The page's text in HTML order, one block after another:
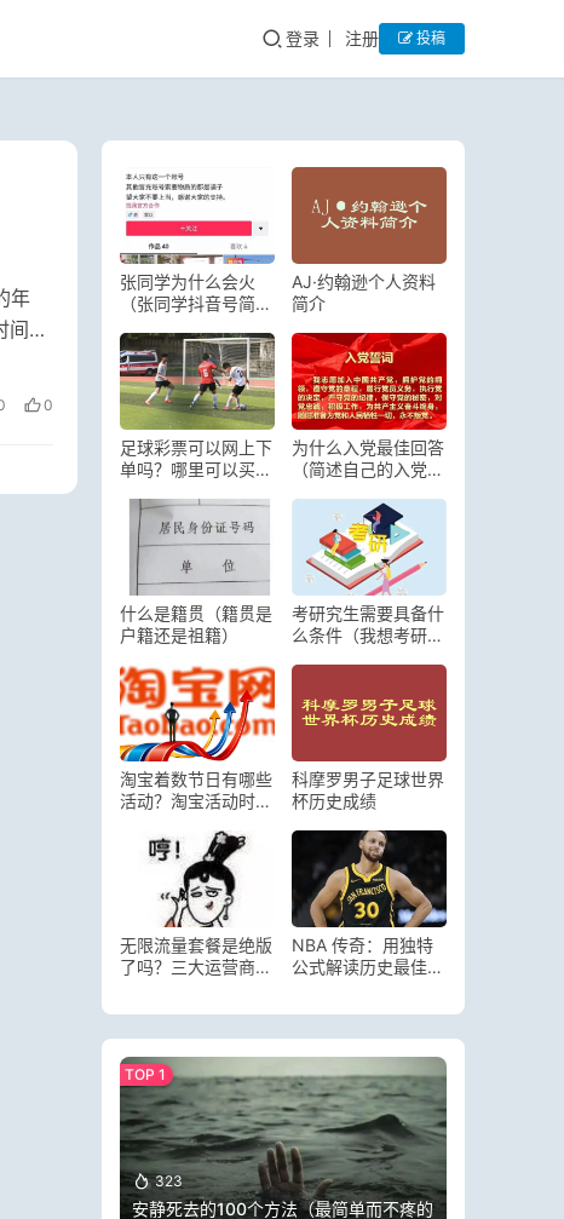
登录 注册 投稿
年
去
0
张同学为什么会火
（张同学抖音号简
AJ·约翰逊个人资料
简介
足球彩票可以网上下
单吗？哪里可以买足
为什么入党最佳回答
（简述自己的入党原
什么是籍贯（籍贯是
户籍还是祖籍）
考研究生需要具备什
么条件（我想考研究
淘宝着数节日有哪些
活动？淘宝活动时间
科摩罗男子足球世界
杯历史成绩
无限流量套餐是绝版
了吗？三大运营商推
买账吗？
NBA 传奇：用独特
公式解读历史最佳球
323
安静死去的100个方法（最简单而不疼的